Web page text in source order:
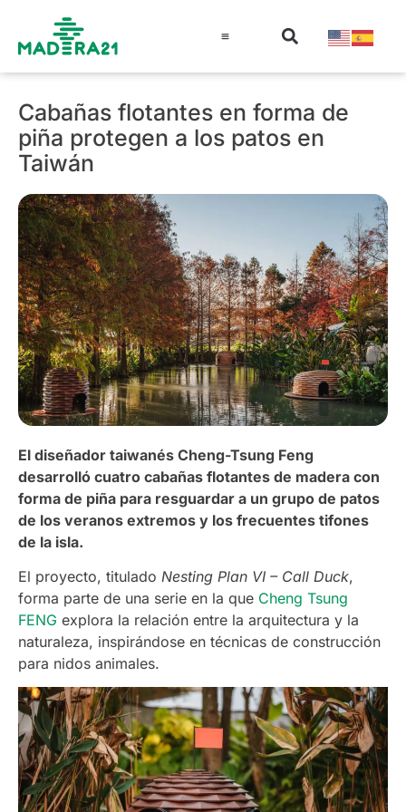
Cabañas flotantes en forma de
piña protegen a los patos en
Taiwán
El diseñador taiwanés Cheng-Tsung Feng
desarrolló cuatro cabañas flotantes de madera con
forma de piña para resguardar a un grupo de patos
de los veranos extremos y los frecuentes tifones
de la isla.
El proyecto, titulado Nesting Plan VI – Call Duck,
forma parte de una serie en la que Cheng Tsung
FENG explora la relación entre la arquitectura y la
naturaleza, inspirándose en técnicas de construcción
para nidos animales.